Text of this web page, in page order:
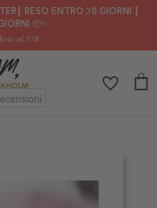
RESO ENTRO 30 GIORNI ┃
📦✨
al 7/8